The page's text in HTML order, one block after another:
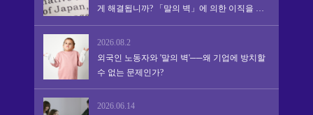
게 해결됩니까? 「말의 벽」에 의한 이직을 막
아 정착·활약을 촉진하는 실천적 어프로치
2026.08.2
외국인 노동자와 '말의 벽'──왜 기업에 방치할
수 없는 문제인가?
2026.06.14